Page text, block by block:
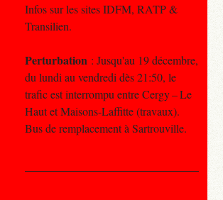
Infos sur les sites IDFM, RATP &
Transilien.
Perturbation : Jusqu'au 19 décembre,
du lundi au vendredi dès 21:50, le
trafic est interrompu entre Cergy – Le
Haut et Maisons-Laffitte (travaux).
Bus de remplacement à Sartrouville.